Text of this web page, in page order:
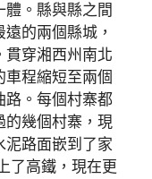
。縣與縣之間
的兩個縣城，
貫穿湘西州南北
程縮短至兩個
路。每個村寨都
的幾個村寨，現
泥路面嵌到了家
了高鐵，現在更